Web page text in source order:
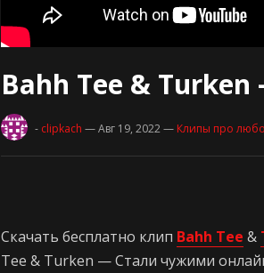
Bahh Tee &
- clipkach — Авг 19, 2022— Клипы про
Скачать бесплатно клип Bahh Tee &
Tee & Turken — Стали чужими